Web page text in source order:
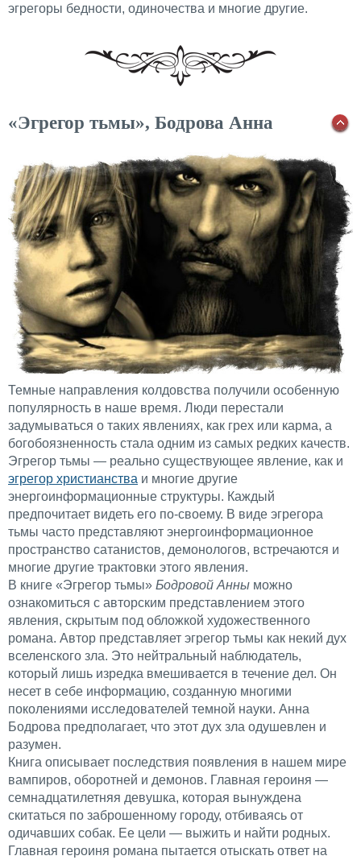
эгрегоры бедности, одиночества и многие другие.
«Эгрегор тьмы», Бодрова Анна
Темные направления колдовства получили особенную
популярность в наше время. Люди перестали
задумываться о таких явлениях, как грех или карма, а
богобоязненность стала одним из самых редких качеств.
Эгрегор тьмы — реально существующее явление, как и
эгрегор христианства и многие другие
энергоинформационные структуры. Каждый
предпочитает видеть его по-своему. В виде эгрегора
тьмы часто представляют энергоинформационное
пространство сатанистов, демонологов, встречаются и
многие другие трактовки этого явления.
В книге «Эгрегор тьмы» Бодровой Анны можно
ознакомиться с авторским представлением этого
явления, скрытым под обложкой художественного
романа. Автор представляет эгрегор тьмы как некий дух
вселенского зла. Это нейтральный наблюдатель,
который лишь изредка вмешивается в течение дел. Он
несет в себе информацию, созданную многими
поколениями исследователей темной науки. Анна
Бодрова предполагает, что этот дух зла одушевлен и
разумен.
Книга описывает последствия появления в нашем мире
вампиров, оборотней и демонов. Главная героиня —
семнадцатилетняя девушка, которая вынуждена
скитаться по заброшенному городу, отбиваясь от
одичавших собак. Ее цели — выжить и найти родных.
Главная героиня романа пытается отыскать ответ на